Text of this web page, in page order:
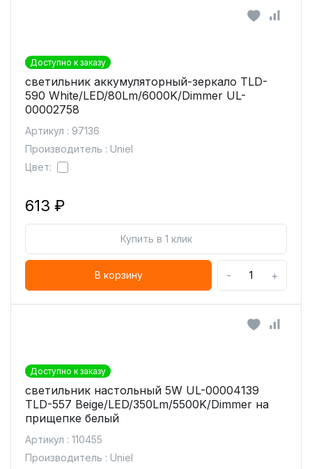
Доступно к заказу
светильник аккумуляторный-зеркало TLD-
590 White/LED/80Lm/6000K/Dimmer UL-
00002758
Артикул : 97136
Производитель : Uniel
Цвет:
613 ₽
Купить в 1 клик
В корзину - +
Доступно к заказу
светильник настольный 5W UL-00004139
TLD-557 Beige/LED/350Lm/5500K/Dimmer на
прищепке белый
Артикул : 110455
Производитель : Uniel